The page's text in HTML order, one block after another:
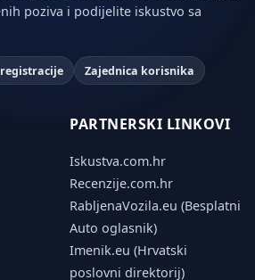
poziva i podijelite iskustvo sa
registracije Zajednica korisnika
PARTNERSKI LINKOVI
Iskustva.com.hr
Recenzije.com.hr
RabljenaVozila.eu (Besplatni
Auto oglasnik)
Imenik.eu (Hrvatski
poslovni direktorij)